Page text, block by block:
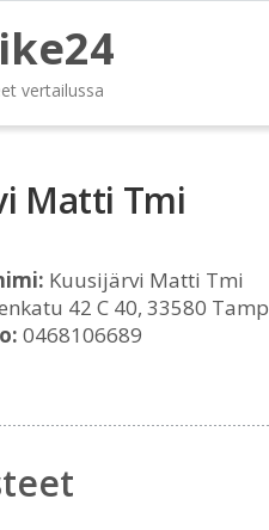
vertailussa
Matti Tmi
Kuusijärvi Matti Tmi
42 C 40, 33580
0468106689